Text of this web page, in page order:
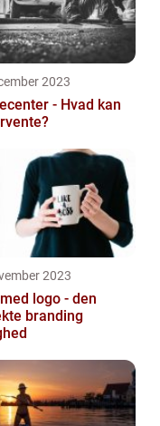
2023
- Hvad kan
2023
logo - den
branding